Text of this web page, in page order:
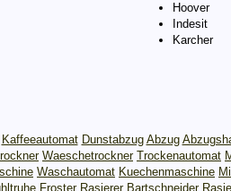
Hoover
Indesit
Karcher
Kaffeeautomat Dunstabzug Abzug
Waeschetrockner Trockenautomat
Waschautomat Kuechenmaschine
Froster Rasierer Bartschneider